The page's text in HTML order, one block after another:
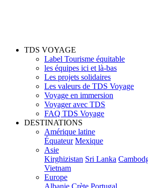
TDS VOYAGE
Label Tourisme équitable
les équipes ici et là-bas
Les projets solidaires
Les valeurs de TDS Voyage
Voyage en immersion
Voyager avec TDS
FAQ TDS Voyage
DESTINATIONS
Amérique latine
Équateur Mexique
Asie
Kirghizistan Sri Lanka
Vietnam
Europe
Albanie Crète Portugal